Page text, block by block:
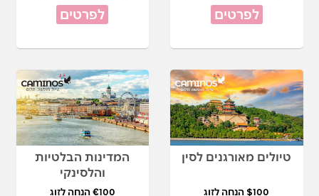
לפרטים לפרטים
טיולים מאורגנים לסין
$100 הנחה לזוג
המדינות הבלטיות
והלסינקי
€100 הנחה לזוג